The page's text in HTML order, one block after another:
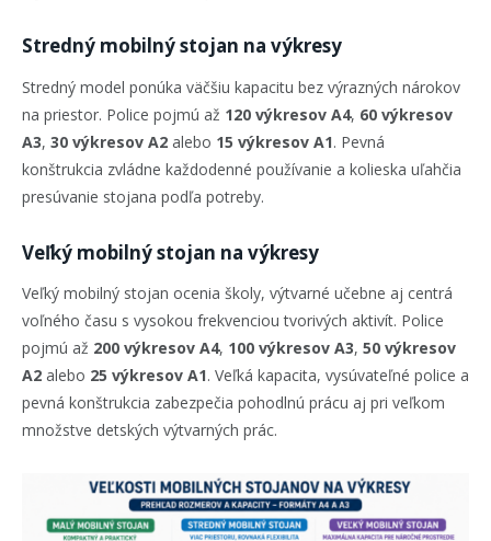
Stredný mobilný stojan na výkresy
Stredný model ponúka väčšiu kapacitu bez výrazných nárokov
na priestor. Police pojmú až 120 výkresov A4, 60 výkresov
A3, 30 výkresov A2 alebo 15 výkresov A1. Pevná
konštrukcia zvládne každodenné používanie a kolieska uľahčia
presúvanie stojana podľa potreby.
Veľký mobilný stojan na výkresy
Veľký mobilný stojan ocenia školy, výtvarné učebne aj centrá
voľného času s vysokou frekvenciou tvorivých aktivít. Police
pojmú až 200 výkresov A4, 100 výkresov A3, 50 výkresov
A2 alebo 25 výkresov A1. Veľká kapacita, vysúvateľné police a
pevná konštrukcia zabezpečia pohodlnú prácu aj pri veľkom
množstve detských výtvarných prác.